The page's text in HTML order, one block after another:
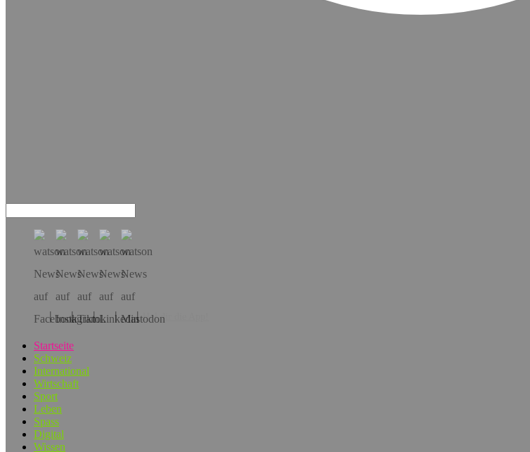
Hol dir die App!
Startseite
Schweiz
International
Wirtschaft
Sport
Leben
Spass
Digital
Wissen